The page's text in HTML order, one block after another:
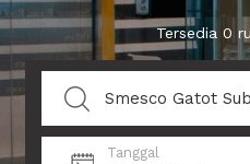
Tersedia 0
Tanggal